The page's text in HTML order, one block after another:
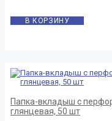
В КОРЗИНУ
Папка-вкладыш с
глянцевая, 50 шт